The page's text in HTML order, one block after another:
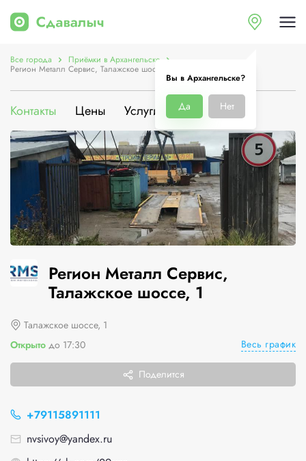
Вы в Архангельске?
Да Нет
Все города Приёмки в Архангельске
Регион Металл Сервис, Талажское шоссе, 1
Контакты Цены Услуги О компании
Регион Металл Сервис,
Талажское шоссе, 1
Талажское шоссе, 1
Открыто до 17:30 Весь график
Поделится
+79115891111
nvsivoy@yandex.ru